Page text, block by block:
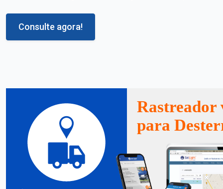
Consulte agora!
Rastreador
para